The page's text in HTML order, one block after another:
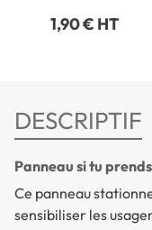
1,90 € HT
DESCRIPTIF
Panneau si tu
Ce panneau
sensibiliser les